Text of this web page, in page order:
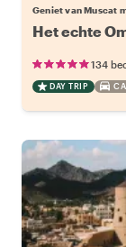
Geniet van Muscat
Het echte
134
DAY TRIP